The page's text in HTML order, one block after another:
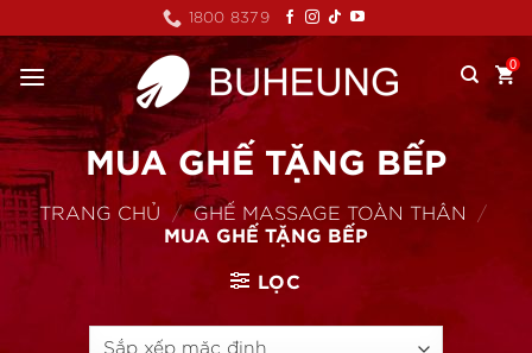
to
content
1800 8379
0
MUA GHẾ TẶNG BẾP
TRANG CHỦ / GHẾ MASSAGE TOÀN THÂN
/
MUA GHẾ TẶNG BẾP
LỌC